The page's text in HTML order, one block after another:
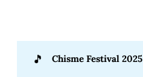
🎵 Chisme Festival 2025